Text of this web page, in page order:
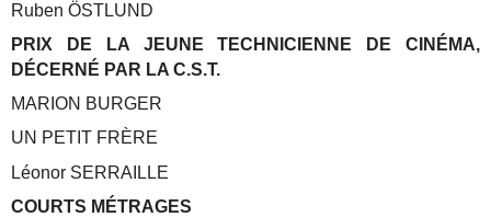
Ruben ÖSTLUND
PRIX DE LA JEUNE TECHNICIENNE DE CINÉMA,
DÉCERNÉ PAR LA C.S.T.
MARION BURGER
UN PETIT FRÈRE
Léonor SERRAILLE
COURTS MÉTRAGES